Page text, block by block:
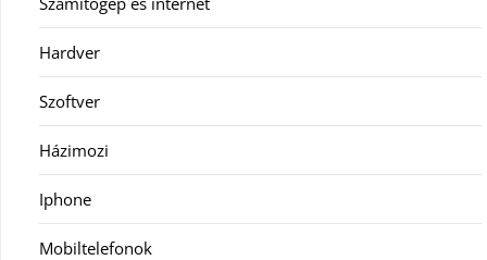
Hardver
Szoftver
Házimozi
Iphone
Mobiltelefonok